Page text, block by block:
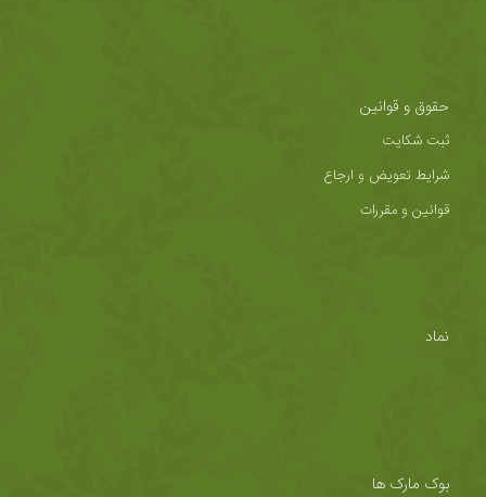
حقوق و قوانین
ثبت شکایت
شرایط تعویض و ارجاع
قوانین و مقررات
نماد
بوک مارک ها